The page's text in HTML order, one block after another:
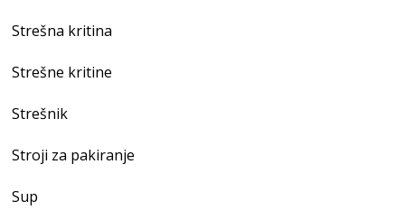
Strešna kritina
Strešne kritine
Strešnik
Stroji za pakiranje
Sup